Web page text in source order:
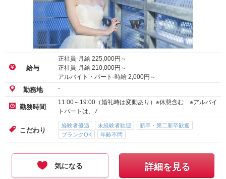
給与
正社員-月給 225,000円～
正社員-月給 210,000円～
アルバイト・パート-時給 2,000円～
勤務地 -
勤務時間
11:00～19:00（婚礼時は変動あり）※休憩含む ※アルバイ
トパートは、7…
こだわり
経験者優遇 未経験者歓迎
新卒・第二新卒歓迎
ブランクOK
年齢不問
気になる 詳細を見る